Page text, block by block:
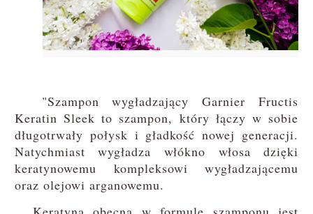
"Szampon wygładzający Garnier Fructis
Keratin Sleek to szampon, który łączy w sobie
długotrwały połysk i gładkość nowej generacji.
Natychmiast wygładza włókno włosa dzięki
keratynowemu kompleksowi wygładzającemu
oraz olejowi arganowemu.